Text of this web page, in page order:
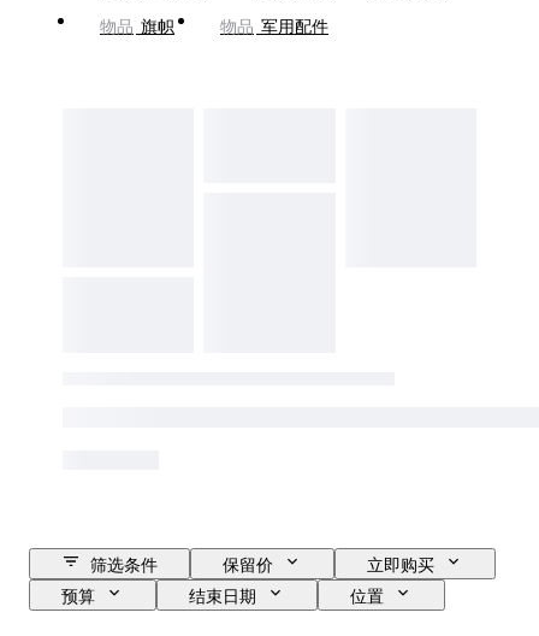
物品 旗帜 物品 军用配件
筛选条件 保留价
立即购买
预算
结束日期
位置